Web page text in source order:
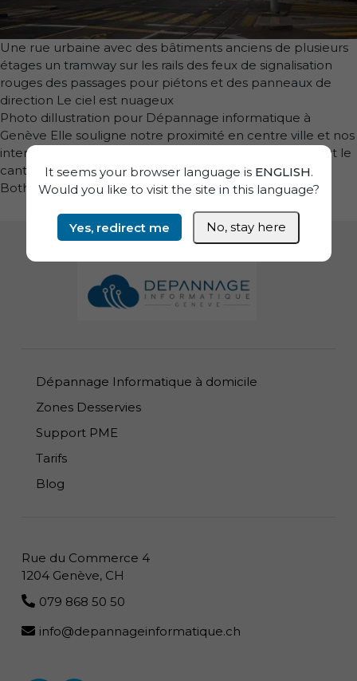
Une rue urbaine avec des bâtiments anciens de plusieurs
étages un tramway sur les rails des feux de signalisation
rouges des passages pour piétons et des panneaux de
direction Le ciel est nuageux
Photo dillustration pour Dépannage informatique à
Genève Elle souligne notre proximité en centre ville et nos
interventions rapides pour particuliers et PME dans tout le
canton
Both comments and trackbacks are currently closed.
Informations de pied de page
Dépannage Informatique à domicile
Zones Desservies
Support PME
Tarifs
Blog
Rue du Commerce 4
1204 Genève, CH
079 868 50 50
info@depannageinformatique.ch
It seems your browser language is ENGLISH.
Would you like to visit the site in this language?
Yes, redirect me No, stay here